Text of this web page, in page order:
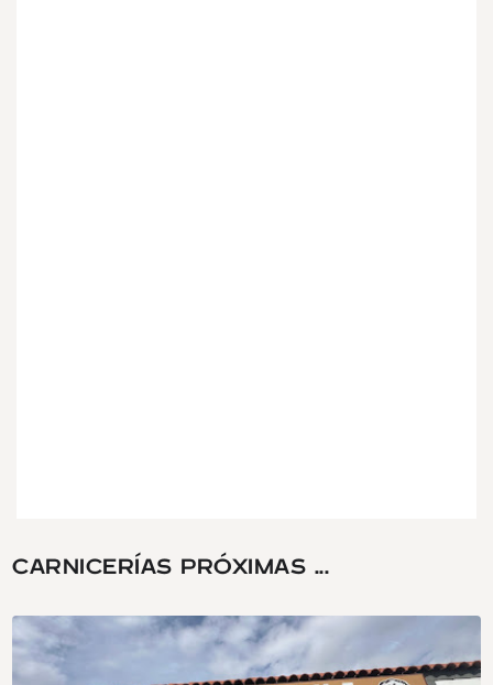
CARNICERÍAS PRÓXIMAS ...